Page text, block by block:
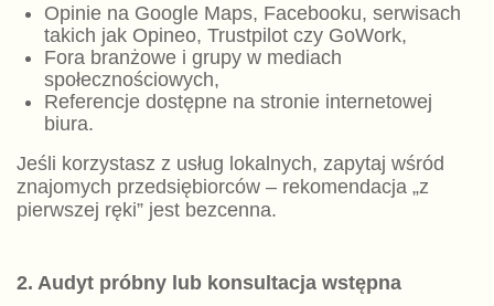
Opinie na Google Maps, Facebooku, serwisach
takich jak Opineo, Trustpilot czy GoWork,
Fora branżowe i grupy w mediach
społecznościowych,
Referencje dostępne na stronie internetowej
biura.
Jeśli korzystasz z usług lokalnych, zapytaj wśród
znajomych przedsiębiorców – rekomendacja „z
pierwszej ręki” jest bezcenna.
2. Audyt próbny lub konsultacja wstępna